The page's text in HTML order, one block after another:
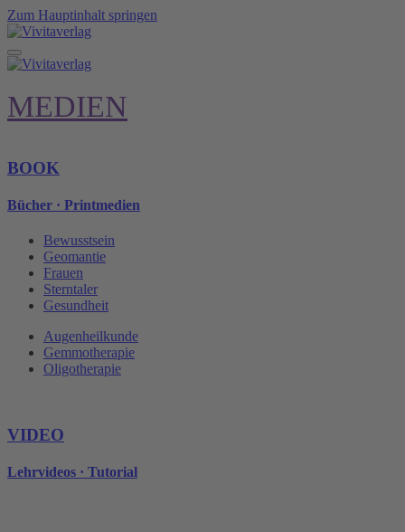
Zum Hauptinhalt springen
MEDIEN
BOOK
Bücher · Printmedien
Bewusstsein
Geomantie
Frauen
Sterntaler
Gesundheit
Augenheilkunde
Gemmotherapie
Oligotherapie
VIDEO
Lehrvideos · Tutorial